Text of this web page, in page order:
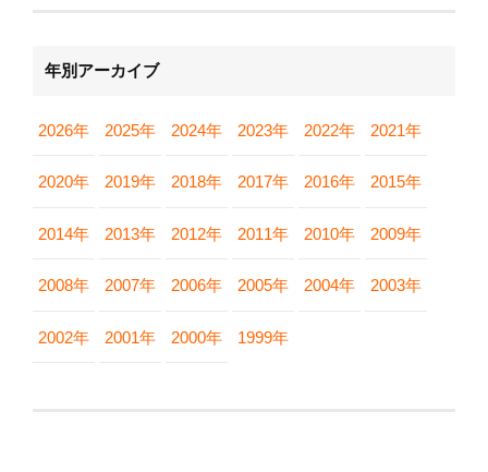
年別アーカイブ
2026年 2025年 2024年 2023年 2022年 2021年
2020年 2019年 2018年 2017年 2016年 2015年
2014年 2013年 2012年 2011年 2010年 2009年
2008年 2007年 2006年 2005年 2004年 2003年
2002年 2001年 2000年 1999年